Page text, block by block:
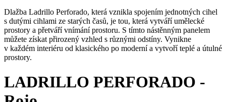
Dlažba Ladrillo Perforado, která vznikla spojením jednotných cihel
s dutými cihlami ze starých časů, je tou, která vytváří umělecké
prostory a přetváří vnímání prostoru. S tímto nástěnným panelem
můžete získat přirozený vzhled s různými odstíny. Vynikne
v každém interiéru od klasického po moderní a vytvoří teplé a útulné
prostory.
LADRILLO PERFORADO -